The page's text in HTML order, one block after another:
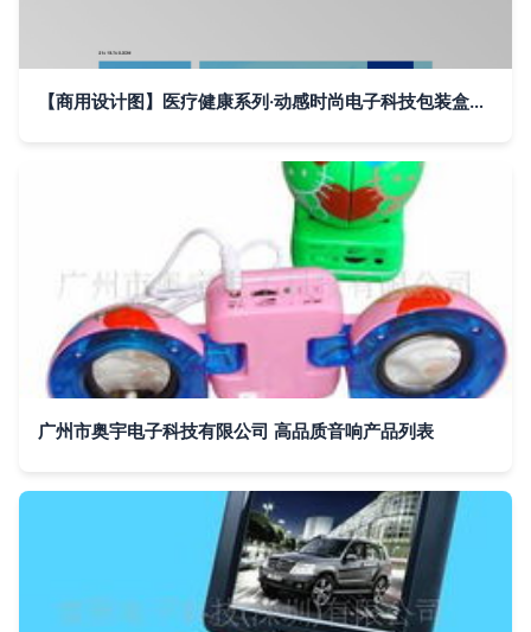
【商用设计图】医疗健康系列·动感时尚电子科技包装盒展开图
广州市奥宇电子科技有限公司 高品质音响产品列表